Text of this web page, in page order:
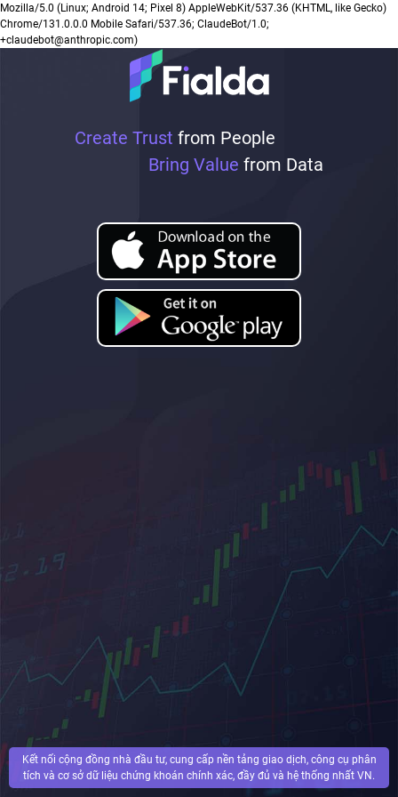
Create Trust from People
Bring Value from Data
Kết nối cộng đồng nhà đầu tư, cung cấp nền tảng giao dịch, công cụ phân
tích và cơ sở dữ liệu chứng khoán chính xác, đầy đủ và hệ thống nhất VN.
Mozilla/5.0 (Linux; Android 14; Pixel 8) AppleWebKit/537.36 (KHTML, like Gecko)
Chrome/131.0.0.0 Mobile Safari/537.36; ClaudeBot/1.0;
+claudebot@anthropic.com)